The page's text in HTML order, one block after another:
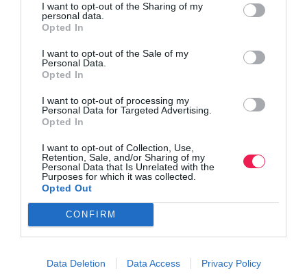
I want to opt-out of the Sharing of my
personal data.
Opted In
I want to opt-out of the Sale of my
Personal Data.
Opted In
I want to opt-out of processing my
Personal Data for Targeted Advertising.
Opted In
I want to opt-out of Collection, Use,
Retention, Sale, and/or Sharing of my
Personal Data that Is Unrelated with the
Purposes for which it was collected.
Opted Out
CONFIRM
Data Deletion Data Access Privacy Policy
11ος Αγώνας Δρόμου Μνήμης για τη
Μικρασιατική Καταστροφ…
Δείτε την προκήρυξη της διοργάνωσης